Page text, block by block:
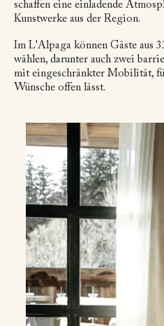
schaffen eine einladende
Kunstwerke aus der Region.
Im L'Alpaga können Gäste aus
wählen, darunter auch zwei
mit eingeschränkter Mobilität,
Wünsche offen lässt.